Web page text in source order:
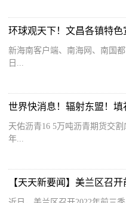
新海南客户端、南海网、南国
日...
天佑沥青16 5万吨沥青期货交
年...